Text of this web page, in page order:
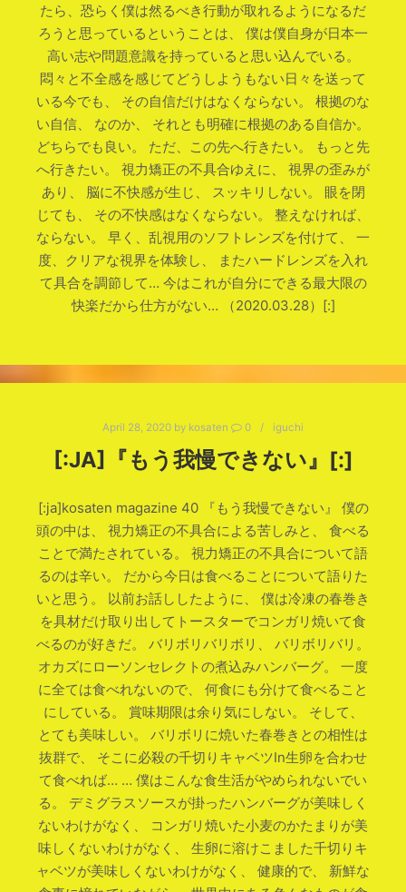
たら、恐らく僕は然るべき行動が取れるようになるだ
ろうと思っているということは、 僕は僕自身が日本一
高い志や問題意識を持っていると思い込んでいる。
悶々と不全感を感じてどうしようもない日々を送って
いる今でも、 その自信だけはなくならない。 根拠のな
い自信、 なのか、 それとも明確に根拠のある自信か。
どちらでも良い。 ただ、この先へ行きたい。 もっと先
へ行きたい。 視力矯正の不具合ゆえに、 視界の歪みが
あり、 脳に不快感が生じ、 スッキリしない。 眼を閉
じても、 その不快感はなくならない。 整えなければ、
ならない。 早く、乱視用のソフトレンズを付けて、 一
度、クリアな視界を体験し、 またハードレンズを入れ
て具合を調節して… 今はこれが自分にできる最大限の
快楽だから仕方がない… （2020.03.28）[:]
April 28, 2020 by kosaten 0 iguchi
[:JA]『もう我慢できない』[:]
[:ja]kosaten magazine 40 『もう我慢できない』 僕の
頭の中は、 視力矯正の不具合による苦しみと、 食べる
ことで満たされている。 視力矯正の不具合について語
るのは辛い。 だから今日は食べることについて語りた
いと思う。 以前お話ししたように、 僕は冷凍の春巻き
を具材だけ取り出してトースターでコンガリ焼いて食
べるのが好きだ。 バリボリバリボリ、 バリボリバリ。
オカズにローソンセレクトの煮込みハンバーグ。 一度
に全ては食べれないので、 何食にも分けて食べること
にしている。 賞味期限は余り気にしない。 そして、
とても美味しい。 バリボリに焼いた春巻きとの相性は
抜群で、 そこに必殺の千切りキャベツIn生卵を合わせ
て食べれば… … 僕はこんな食生活がやめられないでい
る。 デミグラスソースが掛ったハンバーグが美味しく
ないわけがなく、 コンガリ焼いた小麦のかたまりが美
味しくないわけがなく、 生卵に溶けこました千切りキ
ャベツが美味しくないわけがなく、 健康的で、 新鮮な